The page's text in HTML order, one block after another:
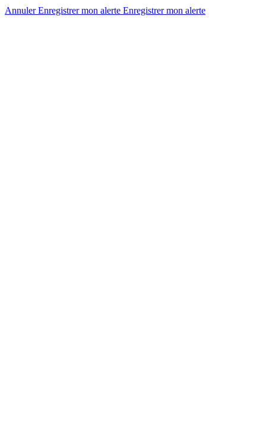
AnnulerEnregistrer mon alerte Enregistrermon alerte